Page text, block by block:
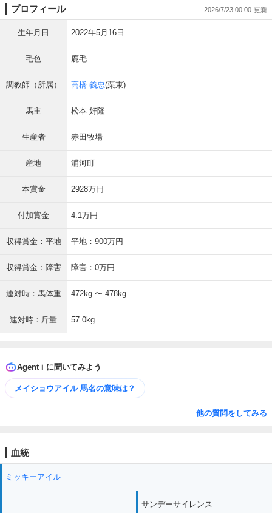
プロフィール 2026/7/23 00:00
生年月日 2022年5月16日
毛色 鹿毛
調教師（所属） 高橋 義忠(栗東)
馬主 松本 好隆
生産者 赤田牧場
産地 浦河町
本賞金 2928万円
付加賞金 4.1万円
収得賞金：平地 平地：900万円
収得賞金：障害 障害：0万円
連対時：馬体重 472kg 〜 478kg
連対時：斤量 57.0kg
Agent i に聞いてみよう
メイショウアイル 馬名の意味は？
他の質問をしてみる
血統
ミッキーアイル
サンデーサイレンス